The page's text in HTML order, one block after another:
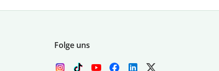
Folge uns